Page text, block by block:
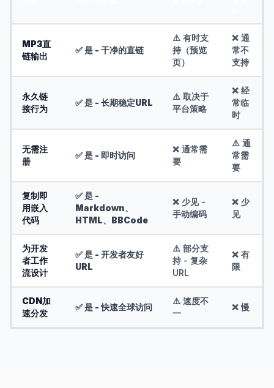
MP3直
链输出
✅ 是 - 干净的直链
⚠️ 有时支
持（预览
页）
❌ 通
常不
支持
永久链
接行为
✅ 是 - 长期稳定URL
⚠️ 取决于
平台策略
❌ 经
常临
时
无需注
册
✅ 是 - 即时访问
❌ 通常需
要
⚠️ 通
常需
要
复制即
用嵌入
代码
✅ 是 -
Markdown、
HTML、BBCode
❌ 少见 -
手动编码
❌ 少
见
为开发
者工作
流设计
✅ 是 - 开发者友好
URL
⚠️ 部分支
持 - 复杂
URL
❌ 有
限
CDN加
速分发
✅ 是 - 快速全球访问
⚠️ 速度不
一
❌ 慢